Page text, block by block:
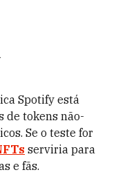
.
Spotify está
de tokens não-
Se o teste for
serviria para
e fãs.